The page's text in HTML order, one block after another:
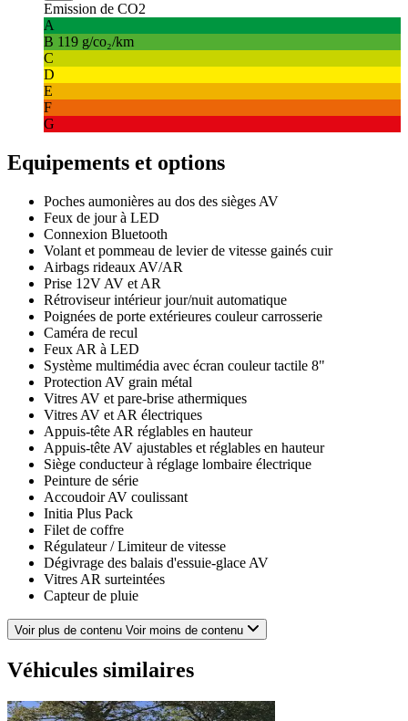
Emission de CO2
A
B 119 g/co₂/km
C
D
E
F
G
Equipements et options
Poches aumonières au dos des sièges AV
Feux de jour à LED
Connexion Bluetooth
Volant et pommeau de levier de vitesse gainés cuir
Airbags rideaux AV/AR
Prise 12V AV et AR
Rétroviseur intérieur jour/nuit automatique
Poignées de porte extérieures couleur carrosserie
Caméra de recul
Feux AR à LED
Système multimédia avec écran couleur tactile 8"
Protection AV grain métal
Vitres AV et pare-brise athermiques
Vitres AV et AR électriques
Appuis-tête AR réglables en hauteur
Appuis-tête AV ajustables et réglables en hauteur
Siège conducteur à réglage lombaire électrique
Peinture de série
Accoudoir AV coulissant
Initia Plus Pack
Filet de coffre
Régulateur / Limiteur de vitesse
Dégivrage des balais d'essuie-glace AV
Vitres AR surteintées
Capteur de pluie
Assistance active au maintien de voie
Climatisation automatique bi-zone avec ioniseur et
désembuage automatique
Ceintures de sécurité AV réglables en hauteur avec
Système audio MP3 avec 4HP et 2 Tweeters
Voir plus de contenu Voir moins de contenu
Véhicules similaires